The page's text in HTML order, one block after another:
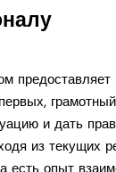
и дать
из текущих